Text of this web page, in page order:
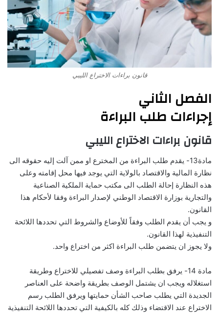
قانون براءات الاختراع الليبي
الفصل الثاني
إجراءات طلب البراءة
قانون براءات الاختراع الليبي
مادة13- يقدم طلب البراءة من المخترع او ممن آلت إليه حقوقه الى
نظارة المالية والاقتصاد بالولاية التي يوجد فيها محل إقامته وعلى
هذه النظارة إحالة الطلب الى مكتب حماية الملكية الصناعية
والتجارية بوزارة الاقتصاد الوطني لإصدار البراءة وفقا لأحكام هذا
القانون.
و يجب أن يقدم الطلب وفقاً للأوضاع والشروط التي تحددها اللائحة
التنفيذية لهذا القانون.
ولا يجوز ان يتضمن طلب البراءة اكثر من اختراع واحد.
مادة 14- يرفق بطلب البراءة وصف تفصيلي للاختراع وطريقة
استغلاله ويجب ان يشتمل الوصف بطريقة واضحة على العناصر
الجديدة التي يطلب صاحب الشأن حمايتها ويرفق الطلب رسم
الاختراع عند الاقتضاء وذلك كله بالكيفية التي تحددها اللائحة التنفيذية